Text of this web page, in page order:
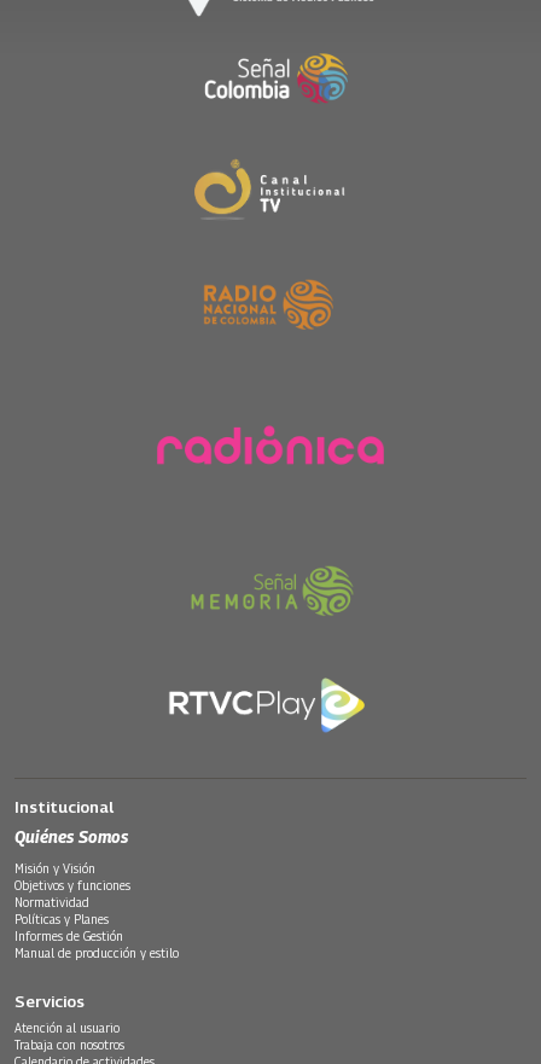
Institucional
Quiénes Somos
Misión y Visión
Objetivos y funciones
Normatividad
Políticas y Planes
Informes de Gestión
Manual de producción y estilo
Servicios
Atención al usuario
Trabaja con nosotros